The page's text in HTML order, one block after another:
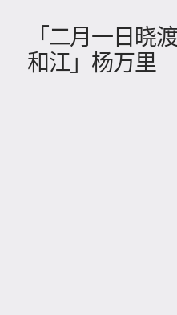
「二月一日晓
和江」杨万里